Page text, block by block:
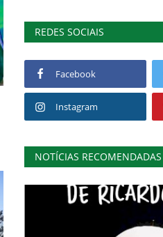
REDES SOCIAIS
Facebook
Instagram
NOTÍCIAS RECOMENDADAS